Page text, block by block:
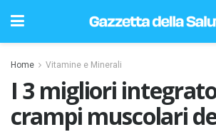
Home Vitamine e Minerali
I 3 migliori
crampi muscolari